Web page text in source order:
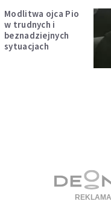
Modlitwa ojca Pio
w trudnych i
beznadziejnych
sytuacjach